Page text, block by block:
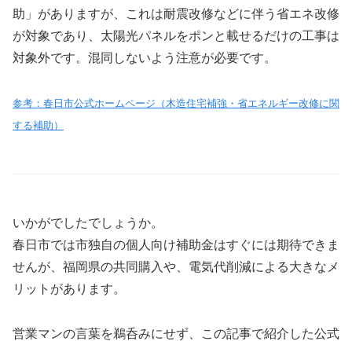
助」がありますが、これは耐震改修などに伴う省エネ改修
が対象であり、太陽光パネルをポンと載せるだけの工事は
対象外です。混同しないよう注意が必要です。
参考：春日市公式ホームページ（木造住宅補強・省エネルギー改修に関
する補助）
いかがでしたでしょうか。
春日市では市独自の個人向け補助金はすぐには期待できま
せんが、福岡県の共同購入や、電気代削減による大きなメ
リットがあります。
営業マンの言葉を鵜呑みにせず、この記事で紹介した公式